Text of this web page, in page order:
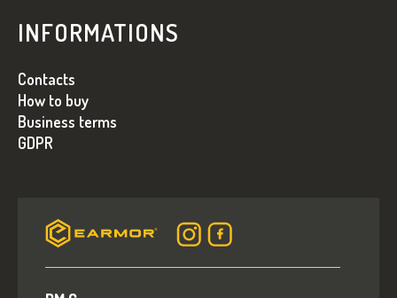
INFORMATIONS
Contacts
How to buy
Business terms
GDPR